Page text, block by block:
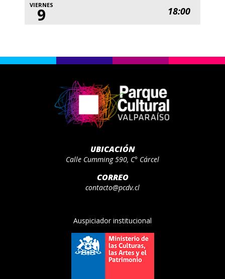
VIERNES
9 18:00
UBICACIÓN
Calle Cumming 590, C° Cárcel
CORREO
contacto@pcdv.cl
Auspiciador institucional